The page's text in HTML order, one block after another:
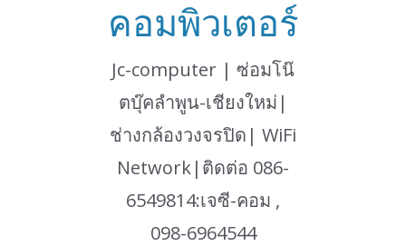
คอมพิวเตอร์
Jc-computer | ซ่อมโน๊
ตบุ๊คลำพูน-เชียงใหม่|
ช่างกล้องวงจรปิด| WiFi
Network|ติดต่อ 086-
6549814:เจซี-คอม ,
098-6964544